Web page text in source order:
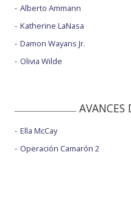
Alberto Ammann
Katherine LaNasa
Damon Wayans Jr.
Olivia Wilde
AVANCES
Ella McCay
Operación Camarón 2